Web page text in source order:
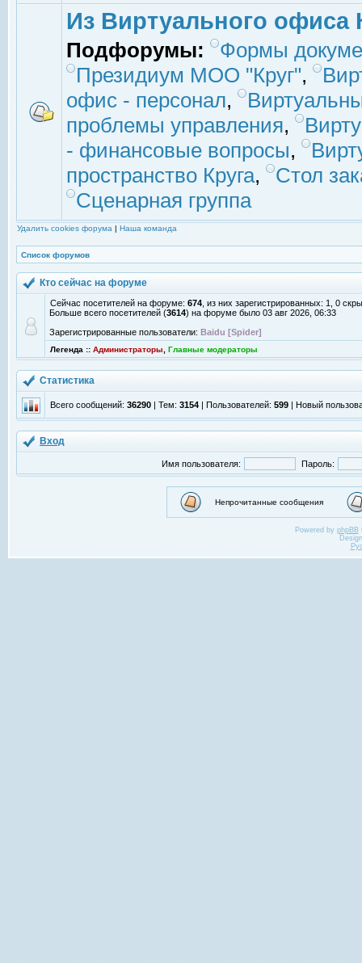
Из Виртуального офиса
Подфорумы:
Формы
Президиум МОО "Круг",
офис - персонал,
проблемы управления,
- финансовые вопросы,
пространство Круга,
Стол
Сценарная группа
Удалить cookies форума | Наша команда
Список форумов
Кто сейчас на форуме
Сейчас посетителей на форуме: 674 , из них зарегистрированных: 1, 0
Больше всего посетителей (3614) на форуме было 03 авг 2026, 06:33
Зарегистрированные пользователи: Baidu [Spider]
Легенда :: Администраторы Главные модераторы
Статистика
Всего сообщений: 36290 | Тем: 3154 | Пользователей: 599 | Новый
Вход
Имя пользователя: Пароль:
Непрочитанные сообщения
Powered by phpBB